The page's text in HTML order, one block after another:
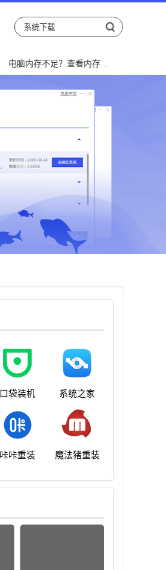
电脑内存不足？查看内存使
用率及优化教程
口袋装机 系统之家
咔咔重装 魔法猪重装